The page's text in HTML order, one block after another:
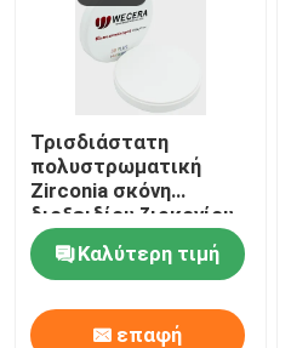
Τρισδιάστατη
πολυστρωματική
Zirconia σκόνη
διοξειδίου ζιρκονίου
φραγμών 1050 MPA
1200HVΚαλύτερη τιμή
επαφή